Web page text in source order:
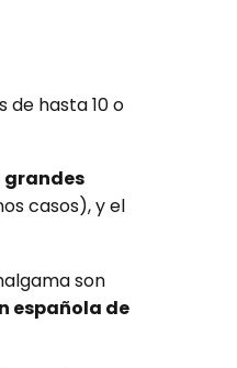
hasta 10 o
grandes
casos), y el
son
española de